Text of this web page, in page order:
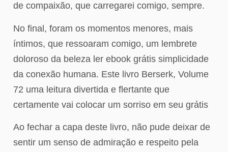
de compaixão, que carregarei comigo, sempre.
No final, foram os momentos menores, mais
íntimos, que ressoaram comigo, um lembrete
doloroso da beleza ler ebook grátis simplicidade
da conexão humana. Este livro Berserk, Volume
72 uma leitura divertida e flertante que
certamente vai colocar um sorriso em seu grátis
Ao fechar a capa deste livro, não pude deixar de
sentir um senso de admiração e respeito pela